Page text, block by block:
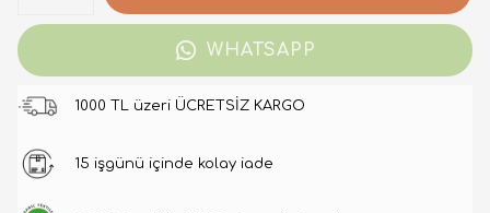
WHATSAPP
1000 TL üzeri ÜCRETSİZ KARGO
15 işgünü içinde kolay iade